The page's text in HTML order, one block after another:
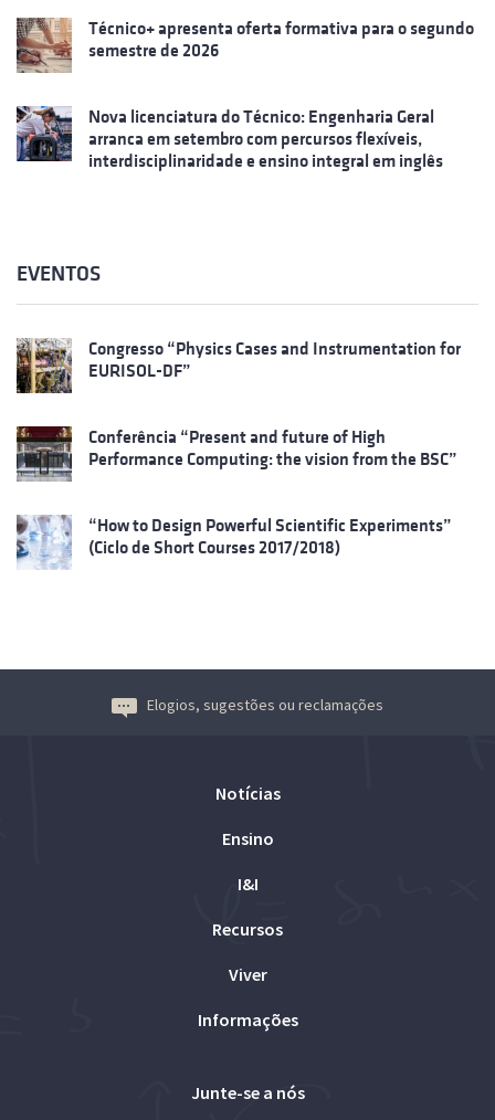
Técnico+ apresenta oferta formativa para o segundo
semestre de 2026
Nova licenciatura do Técnico: Engenharia Geral
arranca em setembro com percursos flexíveis,
interdisciplinaridade e ensino integral em inglês
EVENTOS
Congresso “Physics Cases and Instrumentation for
EURISOL-DF”
Conferência “Present and future of High
Performance Computing: the vision from the BSC”
“How to Design Powerful Scientific Experiments”
(Ciclo de Short Courses 2017/2018)
Elogios, sugestões ou reclamações
Notícias
Ensino
I&I
Recursos
Viver
Informações
Junte-se a nós